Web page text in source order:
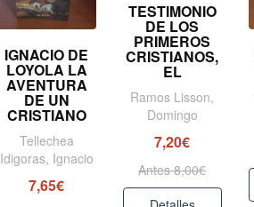
IGNACIO DE
LOYOLA LA
AVENTURA
DE UN
CRISTIANO
Tellechea
Idigoras, Ignacio
7,65€
TESTIMONIO
DE LOS
PRIMEROS
CRISTIANOS,
EL
Ramos Lisson,
Domingo
7,20€
Antes 8,00€